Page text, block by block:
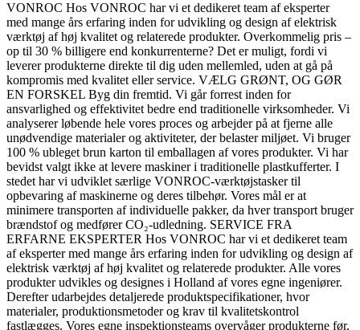
VONROC Hos VONROC har vi et dedikeret team af eksperter
med mange års erfaring inden for udvikling og design af elektrisk
værktøj af høj kvalitet og relaterede produkter. Overkommelig pris –
op til 30 % billigere end konkurrenterne? Det er muligt, fordi vi
leverer produkterne direkte til dig uden mellemled, uden at gå på
kompromis med kvalitet eller service. VÆLG GRØNT, OG GØR
EN FORSKEL Byg din fremtid. Vi går forrest inden for
ansvarlighed og effektivitet bedre end traditionelle virksomheder. Vi
analyserer løbende hele vores proces og arbejder på at fjerne alle
unødvendige materialer og aktiviteter, der belaster miljøet. Vi bruger
100 % ubleget brun karton til emballagen af vores produkter. Vi har
bevidst valgt ikke at levere maskiner i traditionelle plastkufferter. I
stedet har vi udviklet særlige VONROC-værktøjstasker til
opbevaring af maskinerne og deres tilbehør. Vores mål er at
minimere transporten af individuelle pakker, da hver transport bruger
brændstof og medfører CO₂-udledning. SERVICE FRA
ERFARNE EKSPERTER Hos VONROC har vi et dedikeret team
af eksperter med mange års erfaring inden for udvikling og design af
elektrisk værktøj af høj kvalitet og relaterede produkter. Alle vores
produkter udvikles og designes i Holland af vores egne ingeniører.
Derefter udarbejdes detaljerede produktspecifikationer, hvor
materialer, produktionsmetoder og krav til kvalitetskontrol
fastlægges. Vores egne inspektionsteams overvåger produkterne før,